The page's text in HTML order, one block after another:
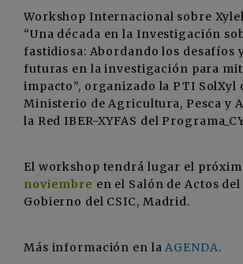
Workshop Internacional sobre
“Una década en la Investigación
fastidiosa: Abordando los desafíos
futuras en la investigación para
impacto”, organizado la PTI SolXyl
Ministerio de Agricultura, Pesca y
la Red IBER-XYFAS del
El workshop tendrá lugar el
noviembre en el Salón de Actos
Gobierno del CSIC, Madrid.
Más información en laAGENDA.